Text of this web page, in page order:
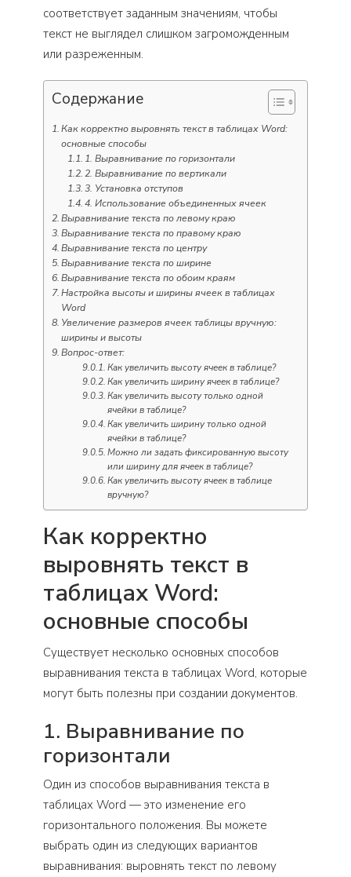
соответствует заданным значениям, чтобы
текст не выглядел слишком загроможденным
или разреженным.
Содержание
Как корректно выровнять текст в таблицах Word:
основные способы
1. Выравнивание по горизонтали
2. Выравнивание по вертикали
3. Установка отступов
4. Использование объединенных ячеек
Выравнивание текста по левому краю
Выравнивание текста по правому краю
Выравнивание текста по центру
Выравнивание текста по ширине
Выравнивание текста по обоим краям
Настройка высоты и ширины ячеек в таблицах
Word
Увеличение размеров ячеек таблицы вручную:
ширины и высоты
Вопрос-ответ:
Как увеличить высоту ячеек в таблице?
Как увеличить ширину ячеек в таблице?
Как увеличить высоту только одной
ячейки в таблице?
Как увеличить ширину только одной
ячейки в таблице?
Можно ли задать фиксированную высоту
или ширину для ячеек в таблице?
Как увеличить высоту ячеек в таблице
вручную?
Как корректно
выровнять текст в
таблицах Word:
основные способы
Существует несколько основных способов
выравнивания текста в таблицах Word, которые
могут быть полезны при создании документов.
1. Выравнивание по
горизонтали
Один из способов выравнивания текста в
таблицах Word — это изменение его
горизонтального положения. Вы можете
выбрать один из следующих вариантов
выравнивания: выровнять текст по левому